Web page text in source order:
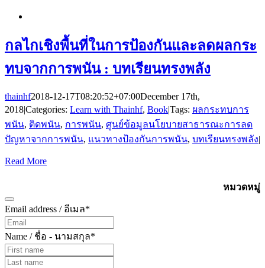
กลไกเชิงพื้นที่ในการป้องกันและลดผลกระ
ทบจากการพนัน : บทเรียนทรงพลัง
thainhf2018-12-17T08:20:52+07:00December 17th,
2018|Categories: Learn with Thainhf, Book|Tags: ผลกระทบการ
พนัน, ติดพนัน, การพนัน, ศูนย์ข้อมูลนโยบายสาธารณะการลด
ปัญหาจากการพนัน, แนวทางป้องกันการพนัน, บทเรียนทรงพลัง|
Read More
หมวดหมู่
Email address / อีเมล*
Name / ชื่อ - นามสกุล*